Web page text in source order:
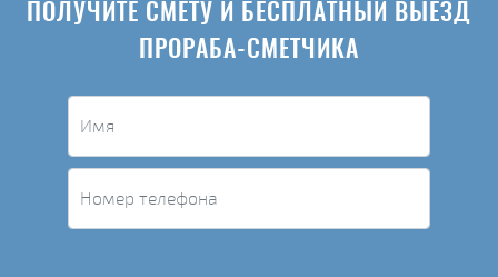
ПОЛУЧИТЕ СМЕТУ И БЕСПЛАТНЫЙ ВЫЕЗД
ПРОРАБА-СМЕТЧИКА